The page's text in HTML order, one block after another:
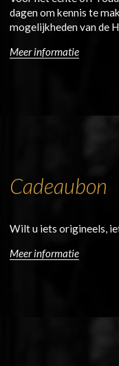
dagen om kennis te
mogelijkheden van de
Meer informatie
Cadeaubon
Wilt u iets origineels,
Meer informatie